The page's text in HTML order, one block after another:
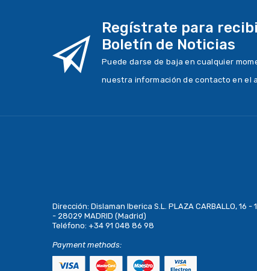
Regístrate para
Boletín de Noticias
Puede darse de baja en cualquier
nuestra información de contacto en el
Dirección: Dislaman Iberica S.L. PLAZA CARBALLO, 16 - 1
- 28029 MADRID (Madrid)
Teléfono: +34 91 048 86 98
Payment methods: